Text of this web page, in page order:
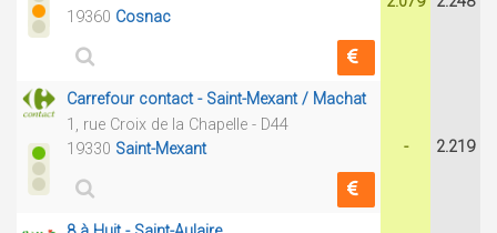
19360 Cosnac
Carrefour contact - Saint-Mexant / Machat
1, rue Croix de la Chapelle - D44
19330 Saint-Mexant - 2.219